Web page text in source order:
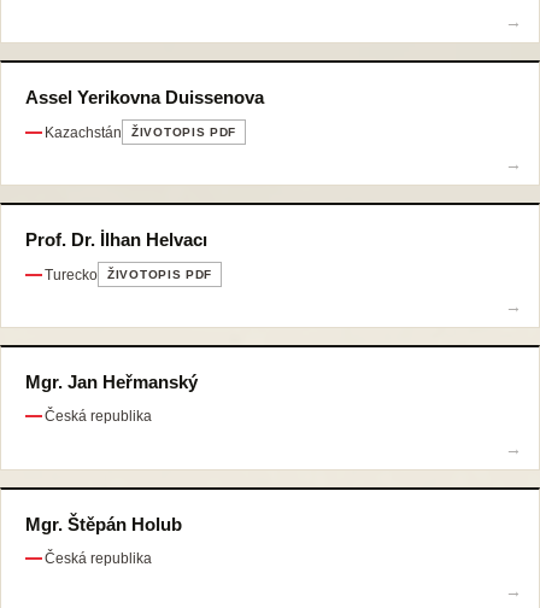
Assel Yerikovna Duissenova
Kazachstán ŽIVOTOPIS PDF
Prof. Dr. İlhan Helvacı
Turecko ŽIVOTOPIS PDF
Mgr. Jan Heřmanský
Česká republika
Mgr. Štěpán Holub
Česká republika